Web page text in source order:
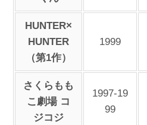
HUNTER×
HUNTER
（第1作）
1999
さくらもも
こ劇場 コ
ジコジ
1997-19
99